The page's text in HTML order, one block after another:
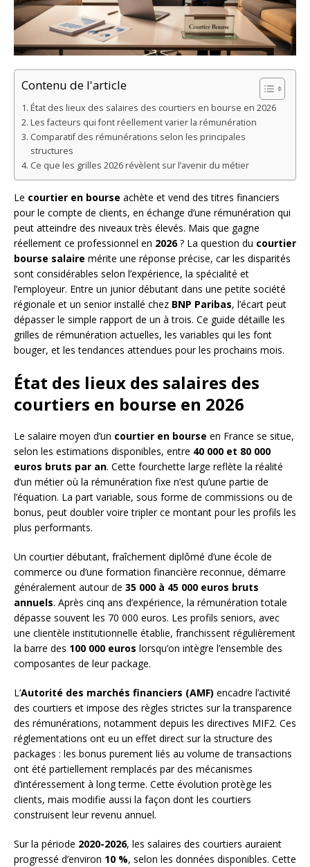
Contenu de l'article
État des lieux des salaires des courtiers en bourse en 2026
Les facteurs qui font réellement varier la rémunération
Comparatif des rémunérations selon les principales
structures
Ce que les grilles 2026 révèlent sur l’avenir du métier
Le courtier en bourse achète et vend des titres financiers
pour le compte de clients, en échange d’une rémunération qui
peut atteindre des niveaux très élevés. Mais que gagne
réellement ce professionnel en 2026? La question du courtier
bourse salaire mérite une réponse précise, car les disparités
sont considérables selon l’expérience, la spécialité et
l’employeur. Entre un junior débutant dans une petite société
régionale et un senior installé chez BNP Paribas, l’écart peut
dépasser le simple rapport de un à trois. Ce guide détaille les
grilles de rémunération actuelles, les variables qui les font
bouger, et les tendances attendues pour les prochains mois.
État des lieux des salaires des
courtiers en bourse en 2026
Le salaire moyen d’un courtier en bourse en France se situe,
selon les estimations disponibles, entre 40 000 et 80 000
euros bruts par an. Cette fourchette large reflète la réalité
d’un métier où la rémunération fixe n’est qu’une partie de
l’équation. La part variable, sous forme de commissions ou de
bonus, peut doubler voire tripler ce montant pour les profils les
plus performants.
Un courtier débutant, fraîchement diplômé d’une école de
commerce ou d’une formation financière reconnue, démarre
généralement autour de 35 000 à 45 000 euros bruts
annuels. Après cinq ans d’expérience, la rémunération totale
dépasse souvent les 70 000 euros. Les profils seniors, avec
une clientèle institutionnelle établie, franchissent régulièrement
la barre des 100 000 euros lorsqu’on intègre l’ensemble des
composantes de leur package.
L’Autorité des marchés financiers (AMF) encadre l’activité
des courtiers et impose des règles strictes sur la transparence
des rémunérations, notamment depuis les directives MIF2. Ces
réglementations ont eu un effet direct sur la structure des
packages : les bonus purement liés au volume de transactions
ont été partiellement remplacés par des mécanismes
d’intéressement à long terme. Cette évolution protège les
clients, mais modifie aussi la façon dont les courtiers
construisent leur revenu annuel.
Sur la période 2020-2026, les salaires des courtiers auraient
progressé d’environ 10 %, selon les données disponibles. Cette